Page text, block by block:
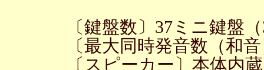
〔鍵盤数〕37ミニ鍵盤
〔最大同時発音数（和
〔スピーカー〕本体内